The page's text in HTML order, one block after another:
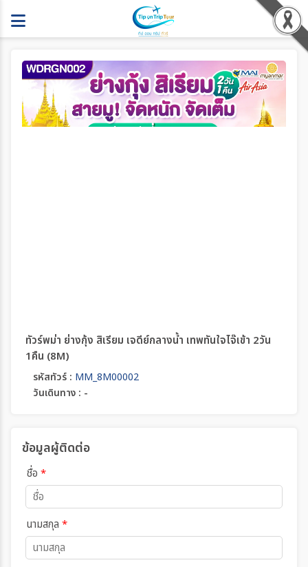
ทัวร์พม่า ย่างกุ้ง สิเรียม เจดีย์กลางน้ำ เทพทันใจไจ๊เข้า 2วัน
1คืน (8M)
รหัสทัวร์ : MM_8M00002
วันเดินทาง : -
ข้อมูลผู้ติดต่อ
ชื่อ *
นามสกุล *